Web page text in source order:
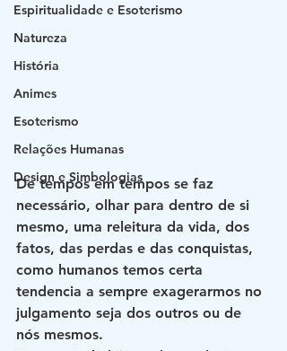
Espiritualidade e Esoterismo
Natureza
História
Animes
Esoterismo
Relações Humanas
Design e Simbologias
De tempos em tempos se faz
necessário, olhar para dentro de si
mesmo, uma releitura da vida, dos
fatos, das perdas e das conquistas,
como humanos temos certa
tendencia a sempre exagerarmos no
julgamento seja dos outros ou de
nós mesmos.